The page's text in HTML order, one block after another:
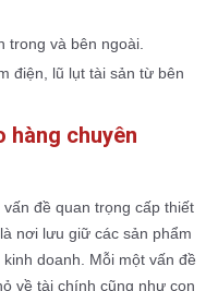
trong và bên ngoài.
điện, lũ lụt tài sản từ bên
hàng chuyên
đề quan trọng cấp thiết
nơi lưu giữ các sản phẩm
doanh. Mỗi một vấn đề
về tài chính cũng như con